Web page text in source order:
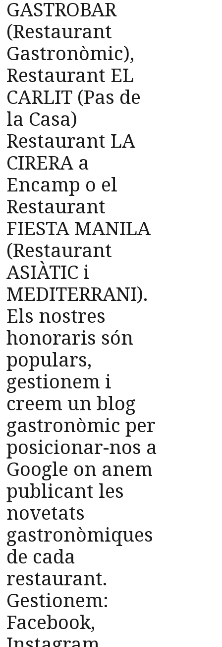
GASTROBAR
(Restaurant
Gastronòmic),
Restaurant EL
CARLIT (Pas de
la Casa)
Restaurant LA
CIRERA a
Encamp o el
Restaurant
FIESTA MANILA
(Restaurant
ASIÀTIC i
MEDITERRANI).
Els nostres
honoraris són
populars,
gestionem i
creem un blog
gastronòmic per
posicionar-nos a
Google on anem
publicant les
novetats
gastronòmiques
de cada
restaurant.
Gestionem:
Facebook,